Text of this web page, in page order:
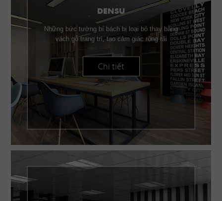
DENSU
Những bức tường bí bách bị loại bỏ thay bằng
vách gỗ trang trí, tạo cảm giác rộng rãi
Chi tiết